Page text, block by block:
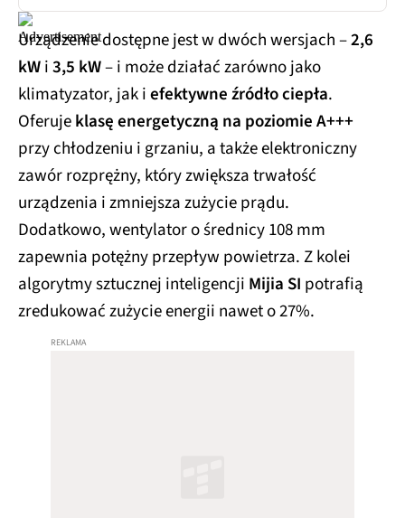
Urządzenie dostępne jest w dwóch wersjach –2,6
kWi3,5 kW– i może działać zarówno jako
klimatyzator, jak iefektywne źródło ciepła.
Oferujeklasę energetyczną na poziomie A+++
przy chłodzeniu i grzaniu, a także elektroniczny
zawór rozprężny, który zwiększa trwałość
urządzenia i zmniejsza zużycie prądu.
Dodatkowo, wentylator o średnicy 108 mm
zapewnia potężny przepływ powietrza. Z kolei
algorytmy sztucznej inteligencji Mijia SI potrafią
zredukować zużycie energii nawet o 27%.